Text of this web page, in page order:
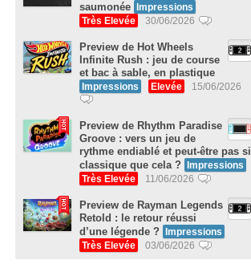
saumonée Impressions
Très Elevée
30/06/2026
Preview de Hot Wheels
Infinite Rush : jeu de course
et bac à sable, en plastique
Impressions Elevée 15/06/2026
Preview de Rhythm Paradise
Groove : vers un jeu de
rythme endiablé et peut-être pas si
classique que cela ?
Impressions
Très Elevée
11/06/2026
Preview de Rayman Legends
Retold : le retour réussi
d’une légende ?
Impressions
Très Elevée
03/06/2026